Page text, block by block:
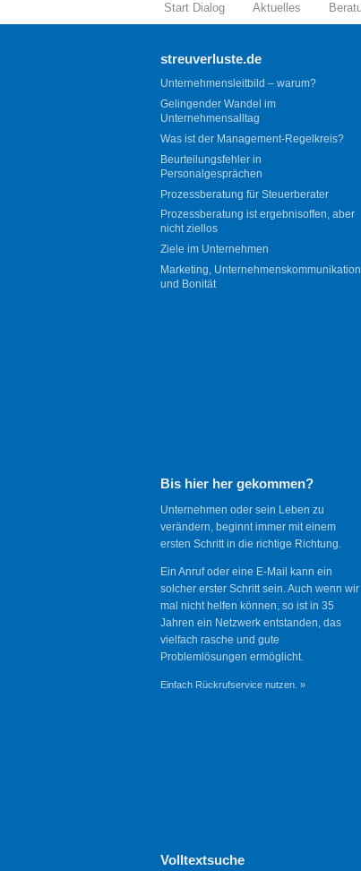
Start Dialog Aktuelles
streuverluste.de
Unternehmensleitbild – warum?
Gelingender Wandel im
Unternehmensalltag
Was ist der Management-Regelkreis?
Beurteilungsfehler in
Personalgesprächen
Prozessberatung für Steuerberater
Prozessberatung ist ergebnisoffen, aber
nicht ziellos
Ziele im Unternehmen
Marketing, Unternehmenskommunikation
und Bonität
Bis hier her gekommen?
Unternehmen oder sein Leben zu
verändern, beginnt immer mit einem
ersten Schritt in die richtige Richtung.
Ein Anruf oder eine E-Mail kann ein
solcher erster Schritt sein. Auch wenn wir
mal nicht helfen können, so ist in 35
Jahren ein Netzwerk entstanden, das
vielfach rasche und gute
Problemlösungen ermöglicht.
Einfach Rückrufservice nutzen. »
Volltextsuche